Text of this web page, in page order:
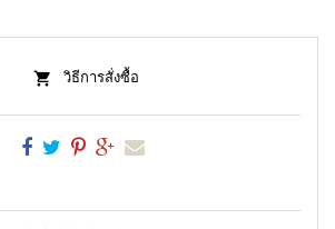
วิธีการสั่งซื้อ